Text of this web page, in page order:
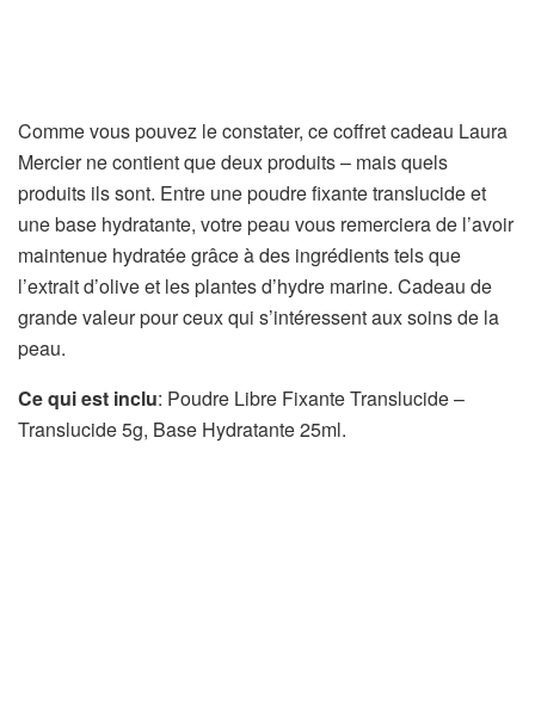
Comme vous pouvez le constater, ce coffret cadeau Laura
Mercier ne contient que deux produits – mais quels
produits ils sont. Entre une poudre fixante translucide et
une base hydratante, votre peau vous remerciera de l’avoir
maintenue hydratée grâce à des ingrédients tels que
l’extrait d’olive et les plantes d’hydre marine. Cadeau de
grande valeur pour ceux qui s’intéressent aux soins de la
peau.
Ce qui est inclu: Poudre Libre Fixante Translucide –
Translucide 5g, Base Hydratante 25ml.